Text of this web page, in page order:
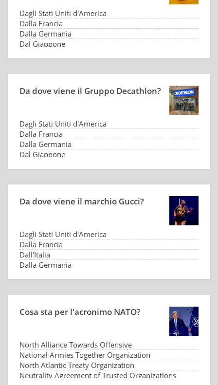
Dagli Stati Uniti d'America
Dalla Francia
Dalla Germania
Dal Giappone
Da dove viene il Gruppo Decathlon?
Dagli Stati Uniti d'America
Dalla Francia
Dalla Germania
Dal Giappone
Da dove viene il marchio Gucci?
Dagli Stati Uniti d'America
Dalla Francia
Dall'Italia
Dalla Germania
Cosa sta per l'acronimo NATO?
North Alliance Towards Offensive
National Armies Together Organization
North Atlantic Treaty Organization
Neutrality Agreement of Trusted Organizations